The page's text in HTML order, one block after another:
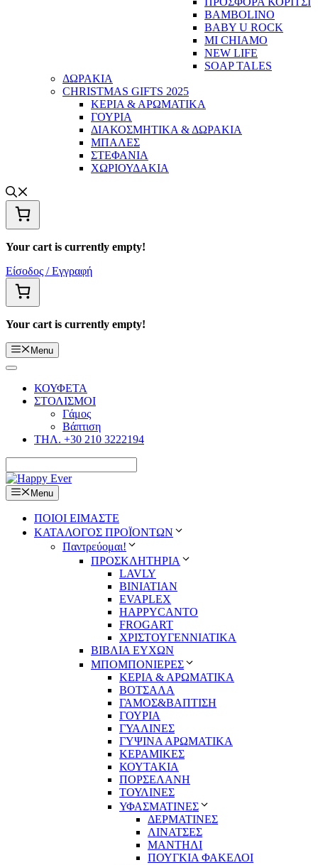
BAMBOLINO
BABY U ROCK
MI CHIAMO
NEW LIFE
SOAP TALES
ΔΩΡΑΚΙΑ
CHRISTMAS GIFTS 2025
ΚΕΡΙΑ & ΑΡΩΜΑΤΙΚΑ
ΓΟΥΡΙΑ
ΔΙΑΚΟΣΜΗΤΙΚΑ & ΔΩΡΑΚΙΑ
ΜΠΑΛΕΣ
ΣΤΕΦΑΝΙΑ
ΧΩΡΙΟΥΔΑΚΙΑ
Your cart is currently empty!
Είσοδος / Εγγραφή
Your cart is currently empty!
Menu
ΚΟΥΦΕΤΑ
ΣΤΟΛΙΣΜΟΙ
Γάμος
Βάπτιση
ΤΗΛ. +30 210 3222194
Menu
ΠΟΙΟΙ ΕΙΜΑΣΤΕ
ΚΑΤΑΛΟΓΟΣ ΠΡΟΪΟΝΤΩΝ
Παντρεύομαι!
ΠΡΟΣΚΛΗΤΗΡΙΑ
LAVLY
BINIATIAN
EVAPLEX
HAPPYCANTO
FROGART
ΧΡΙΣΤΟΥΓΕΝΝΙΑΤΙΚΑ
ΒΙΒΛΙΑ ΕΥΧΩΝ
ΜΠΟΜΠΟΝΙΕΡΕΣ
ΚΕΡΙΑ & ΑΡΩΜΑΤΙΚΑ
ΒΟΤΣΑΛΑ
ΓΑΜΟΣ&ΒΑΠΤΙΣΗ
ΓΟΥΡΙΑ
ΓΥΑΛΙΝΕΣ
ΓΥΨΙΝΑ ΑΡΩΜΑΤΙΚΑ
ΚΕΡΑΜΙΚΕΣ
ΚΟΥΤΑΚΙΑ
ΠΟΡΣΕΛΑΝΗ
ΤΟΥΛΙΝΕΣ
ΥΦΑΣΜΑΤΙΝΕΣ
ΔΕΡΜΑΤΙΝΕΣ
ΛΙΝΑΤΣΕΣ
ΜΑΝΤΗΛΙ
ΠΟΥΓΚΙΑ ΦΑΚΕΛΟΙ